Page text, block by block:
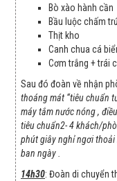
Bò xào hành cần
Bầu luộc chấm
Thịt kho
Canh chua cá
Cơm trắng + trái
Sau đó đoàn về nhận
thoáng mát “tiêu chuẩn
máy tắm nước nóng ,
tiêu chuẩn2- 4 khách/
phút giây nghỉ ngơi
ban ngày .
14h30: Đoàn di chuyển